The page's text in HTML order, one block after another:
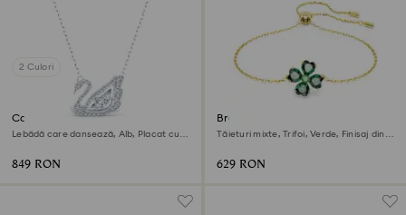
2 Culori
Colier Swan
Lebădă care dansează, Alb, Placat cu
849 RON
Brățară Idyllia
Tăieturi mixte, Trifoi, Verde, Finisaj din
629 RON